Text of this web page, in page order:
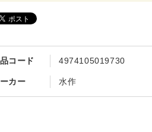
コード 4974105019730
カー 水作